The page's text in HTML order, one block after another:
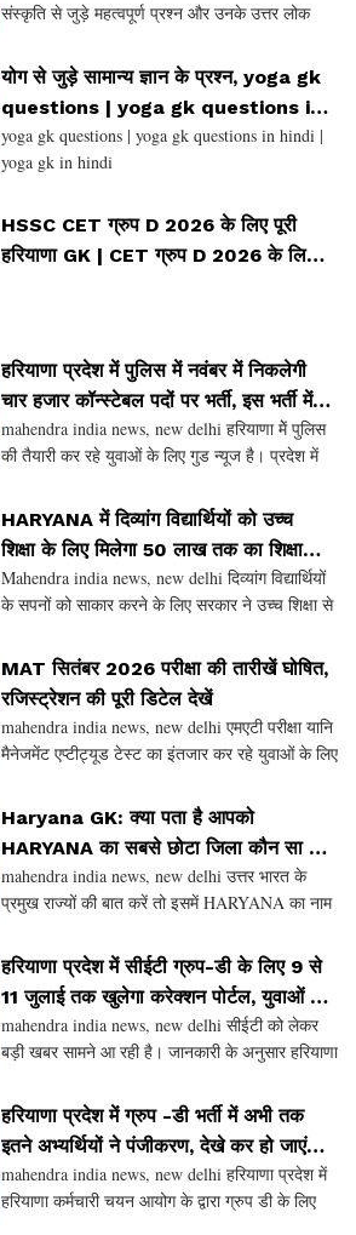
संस्कृति से जुड़े महत्वपूर्ण प्रश्न और उनके उत्तर लोक
संगीत प्रश्न: हरियाणा का सबसे प्रसिद्ध स्त्री लोकनृ
योग से जुड़े सामान्य ज्ञान के प्रश्न, yoga gk
questions | yoga gk questions in
hindi | yoga gk in hindi |
yoga gk questions | yoga gk questions in hindi |
yoga gk in hindi
HSSC CET ग्रुप D 2026 के लिए पूरी
हरियाणा GK | CET ग्रुप D 2026 के लिए
हरियाणा प्रदेश में पुलिस में नवंबर में निकलेगी
चार हजार कॉन्स्टेबल पदों पर भर्ती, इस भर्ती में
अग्निवीरों को मिलेगी छूट
mahendra india news, new delhi हरियाणा मेें पुलिस
की तैयारी कर रहे युवाओं के लिए गुड न्यूज है। प्रदेश में
नवंबर में आने वाली 4000 हजार पुलिस सिप
HARYANA में दिव्यांग विद्यार्थियों को उच्च
शिक्षा के लिए मिलेगा 50 लाख तक का शिक्षा
ऋण
Mahendra india news, new delhi दिव्यांग विद्यार्थियों
के सपनों को साकार करने के लिए सरकार ने उच्च शिक्षा से
पहल करते हुए शिक्षा ऋण योजना ला
MAT सितंबर 2026 परीक्षा की तारीखें घोषित,
रजिस्ट्रेशन की पूरी डिटेल देखें
mahendra india news, new delhi एमएटी परीक्षा यानि
मैनेजमेंट एप्टीट्यूड टेस्ट का इंतजार कर रहे युवाओं के लिए
पंजीकरण शुरू कर दिया गया है, बता दें कि
Haryana GK: क्या पता है आपको
HARYANA का सबसे छोटा जिला कौन सा है,
जाने पूरी डिटेल
mahendra india news, new delhi उत्तर भारत के
प्रमुख राज्यों की बात करें तो इसमें HARYANA का नाम
माना जाता है। INDIA की कृषि में इस राज्य का महत्वपू
हरियाणा प्रदेश में सीईटी ग्रुप-डी के लिए 9 से
11 जुलाई तक खुलेगा करेक्शन पोर्टल, युवाओं को
दिया एक और मौका
mahendra india news, new delhi सीईटी को लेकर
बड़ी खबर सामने आ रही है। जानकारी के अनुसार हरियाणा
टेस्ट) ग्रुप-डी के युवाओं को आवेदन पत्र में त्रुटियां सुधा
हरियाणा प्रदेश में ग्रुप -डी भर्ती में अभी तक
इतने अभ्यर्थियों ने पंजीकरण, देखे कर हो जाएंगे
हैरान
mahendra india news, new delhi हरियाणा प्रदेश में
हरियाणा कर्मचारी चयन आयोग के द्वारा ग्रुप डी के लिए